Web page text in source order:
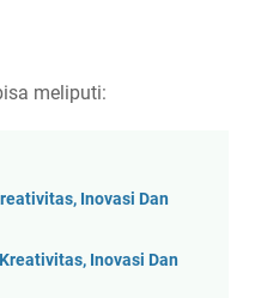
meliputi:
Inovasi Dan
Kreativitas, Inovasi Dan